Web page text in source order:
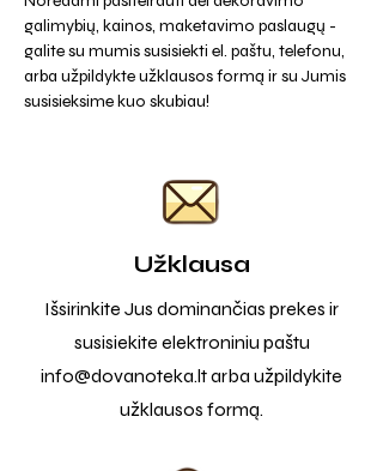
galimybių, kainos, maketavimo paslaugų -
galite su mumis susisiekti el. paštu, telefonu,
arba užpildykte užklausos formą ir su Jumis
susisieksime kuo skubiau!
Užklausa
Išsirinkite Jus dominančias prekes ir
susisiekite elektroniniu paštu
info@dovanoteka.ltarba užpildykite
užklausos formą.